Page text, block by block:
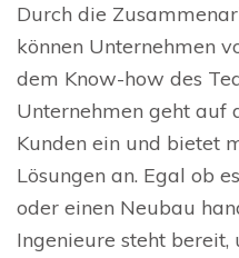
Durch die
können Unternehmen
dem Know-how des
Unternehmen geht auf
Kunden ein und bietet
Lösungen an. Egal ob
oder einen Neubau
Ingenieure steht